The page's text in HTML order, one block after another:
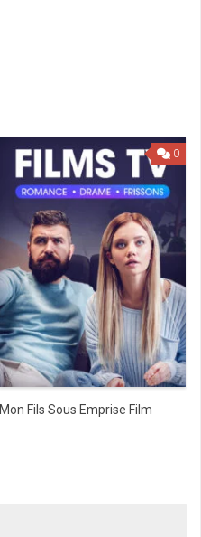
0
Mon Fils Sous Emprise Film